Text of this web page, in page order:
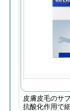
皮膚皮毛のサ
抗酸化作用で